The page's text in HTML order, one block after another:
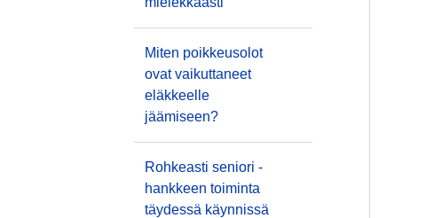
Miten poikkeusolot
ovat vaikuttaneet
eläkkeelle
jäämiseen?
Rohkeasti seniori -
hankkeen toiminta
täydessä käynnissä